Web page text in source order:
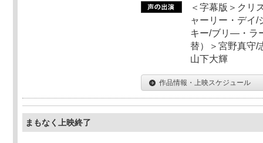
＜字幕版＞クリ
ャーリー・デイ/
キー/ブリ―・ラ
替）＞宮野真守/
山下大輝
作品情報・上映スケジュール
まもなく上映終了